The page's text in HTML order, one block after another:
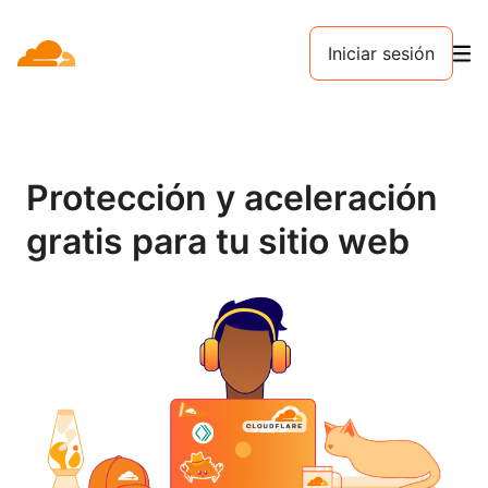
Iniciar sesión
Protección y aceleración
gratis para tu sitio web